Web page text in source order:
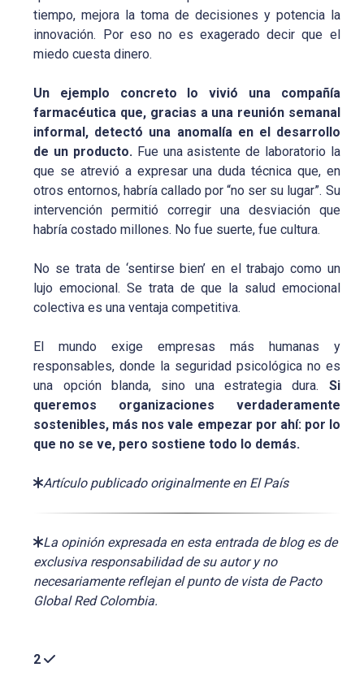
tiempo, mejora la toma de decisiones y potencia la
innovación. Por eso no es exagerado decir que el
miedo cuesta dinero.
Un ejemplo concreto lo vivió una compañía
farmacéutica que, gracias a una reunión semanal
informal, detectó una anomalía en el desarrollo
de un producto. Fue una asistente de laboratorio la
que se atrevió a expresar una duda técnica que, en
otros entornos, habría callado por “no ser su lugar”. Su
intervención permitió corregir una desviación que
habría costado millones. No fue suerte, fue cultura.
No se trata de ‘sentirse bien’ en el trabajo como un
lujo emocional. Se trata de que la salud emocional
colectiva es una ventaja competitiva.
El mundo exige empresas más humanas y
responsables, donde la seguridad psicológica no es
una opción blanda, sino una estrategia dura. Si
queremos organizaciones verdaderamente
sostenibles, más nos vale empezar por ahí: por lo
que no se ve, pero sostiene todo lo demás.
Artículo publicado originalmente en El País
La opinión expresada en esta entrada de blog es de
exclusiva responsabilidad de su autor y no
necesariamente reflejan el punto de vista de Pacto
Global Red Colombia.
2